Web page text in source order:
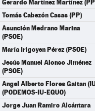
Gerardo Martínez Martínez
Tomás Cabezón Casas (PP)
Asunción Medrano Marina
(PSOE)
María Irigoyen Pérez (PSOE)
Jesús Manuel Alonso Jiménez
(PSOE)
Angel Alberto Flores Gaitan
(PODEMOS-IU-EQUO)
Jorge Juan Ramiro Alcántara